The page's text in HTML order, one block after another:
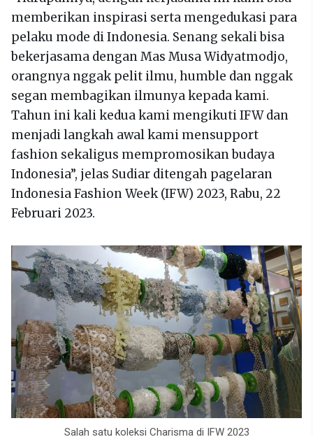
memberikan inspirasi serta mengedukasi para
pelaku mode di Indonesia. Senang sekali bisa
bekerjasama dengan Mas Musa Widyatmodjo,
orangnya nggak pelit ilmu, humble dan nggak
segan membagikan ilmunya kepada kami.
Tahun ini kali kedua kami mengikuti IFW dan
menjadi langkah awal kami mensupport
fashion sekaligus mempromosikan budaya
Indonesia”, jelas Sudiar ditengah pagelaran
Indonesia Fashion Week (IFW) 2023, Rabu, 22
Februari 2023.
Salah satu koleksi Charisma di IFW 2023